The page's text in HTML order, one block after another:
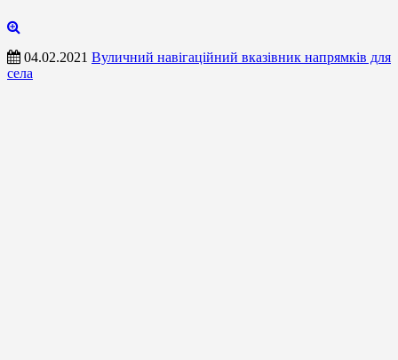
04.02.2021 Вуличний навігаційний вказівник напрямків для
села